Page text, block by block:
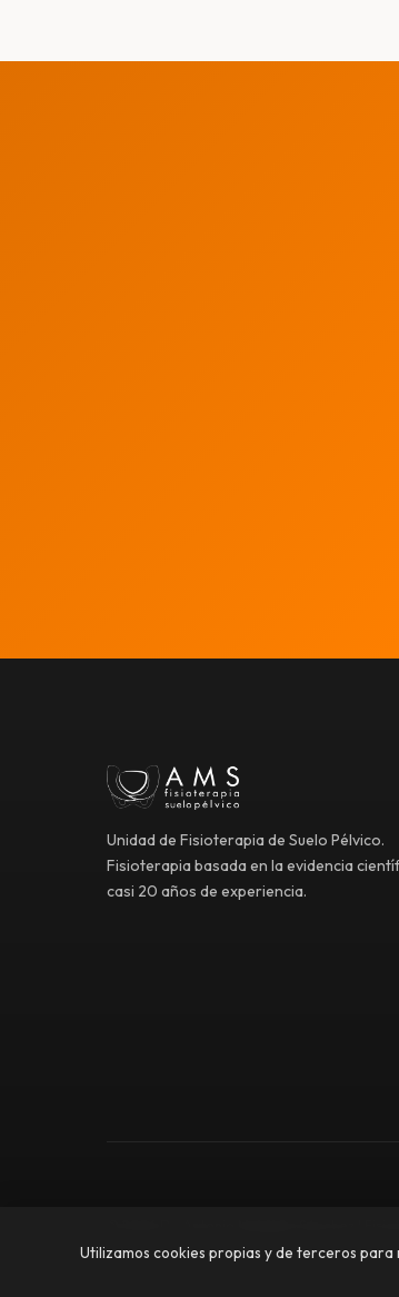
Unidad de Fisioterapia de Suelo Pélvico.
Fisioterapia basada en la evidencia
casi 20 años de experiencia.
Utilizamos cookies propias y de terceros